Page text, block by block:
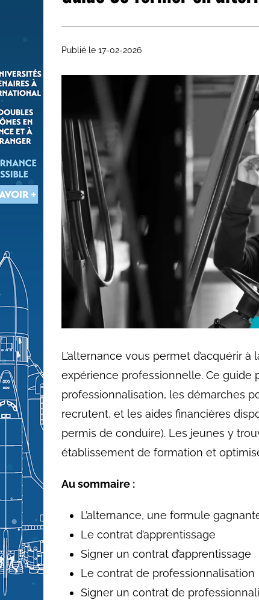
Publié le 17-02-2026
L’alternance vous permet d’acquérir
expérience professionnelle. Ce guide
professionnalisation, les démarches
recrutent, et les aides financières
permis de conduire). Les jeunes y
établissement de formation et
Au sommaire :
L’alternance, une formule
Le contrat d’apprentissage
Signer un contrat d’apprentissage
Le contrat de professionnalisation
Signer un contrat de